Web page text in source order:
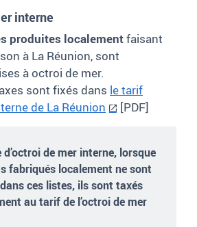
interne
produites localementfaisant
à La Réunion, sont
à octroi de mer.
sont fixés dans le tarif
de La Réunion
[PDF]
de mer interne, lorsque
fabriqués localement ne sont
ces listes, ils sont taxés
au tarif de l’octroi de mer